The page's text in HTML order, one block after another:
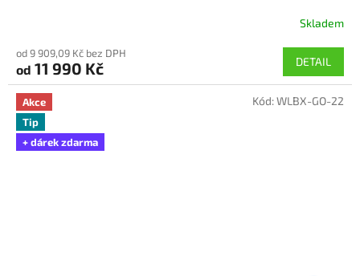
Skladem
od 9 909,09 Kč bez DPH
od 11 990 Kč DETAIL
Akce
Tip
+ dárek zdarma
Kód:WLBX-GO-22